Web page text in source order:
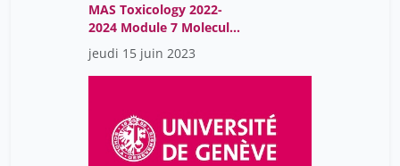
MAS Toxicology 2022-
2024 Module 7 Molecular
Endocrinology
jeudi 15 juin 2023